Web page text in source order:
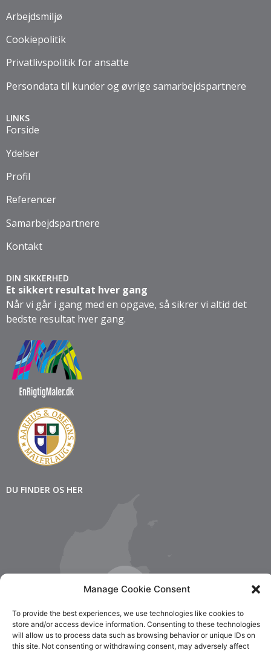
Manage Cookie Consent
To provide the best experiences, we use technologies like cookies to
store and/or access device information. Consenting to these technologies
will allow us to process data such as browsing behavior or unique IDs on
this site. Not consenting or withdrawing consent, may adversely affect
Arbejdsmiljø
Cookiepolitik
Privatlivspolitik for ansatte
Persondata til kunder og øvrige samarbejdspartnere
LINKS
Forside
Ydelser
Profil
Referencer
Samarbejdspartnere
Kontakt
DIN SIKKERHED
Et sikkert resultat hver gang
Når vi går i gang med en opgave, så sikrer vi altid det
bedste resultat hver gang.
DU FINDER OS HER